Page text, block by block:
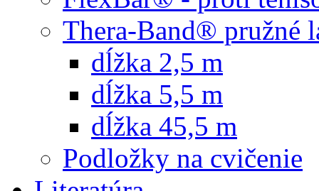
Thera-Band® pružné
dĺžka 2,5 m
dĺžka 5,5 m
dĺžka 45,5 m
Podložky na cvičenie